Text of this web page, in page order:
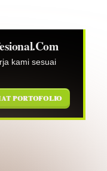
kami sesuai
PORTOFOLIO